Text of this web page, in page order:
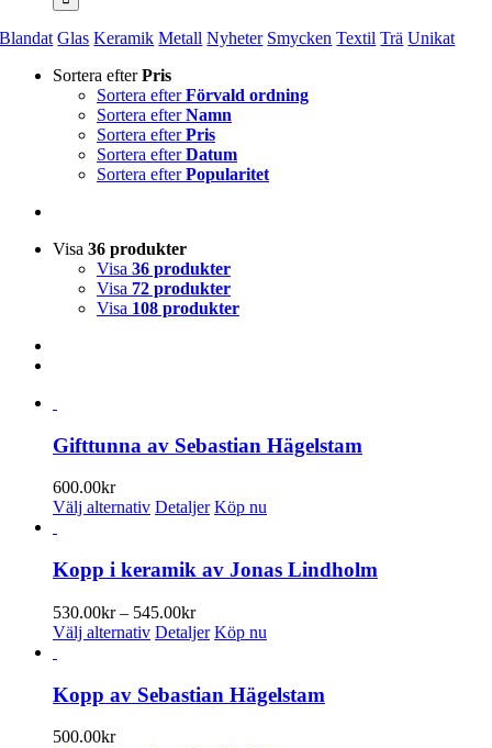
Blandat Glas Keramik Metall Nyheter Smycken Textil Trä Unikat
Sortera efterPris
Sortera efterFörvald ordning
Sortera efterNamn
Sortera efterPris
Sortera efterDatum
Sortera efterPopularitet
Visa 36 produkter
Visa 36 produkter
Visa 72 produkter
Visa 108 produkter
Gifttunna av Sebastian Hägelstam
600.00kr
Välj alternativ Den
har
flera
varianter.
De
olika
kan
väljas
Detaljer Köp nu
Kopp i keramik av Jonas Lindholm
530.00kr – 545.00krPrisintervall:
530.00kr
Välj alternativ Den
har
flera
Detaljer Köp nu
Kopp av Sebastian Hägelstam
500.00kr